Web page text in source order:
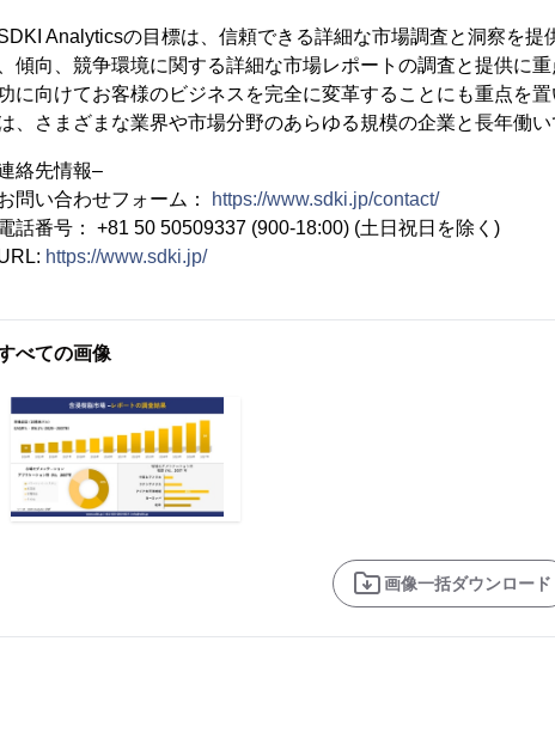
Analyticsの目標は、信頼できる詳細な市場調査と洞察を
、傾向、競争環境に関する詳細な市場レポートの調査と提供に
に向けてお客様のビジネスを完全に変革することにも重点を
、さまざまな業界や市場分野のあらゆる規模の企業と長年働い
絡先情報–
問い合わせフォーム：
https://www.sdki.jp/contact/
話番号： +81 50 50509337 (900-18:00) (土日祝日を除く)
https://www.sdki.jp/
べての画像
画像一括ダウンロード